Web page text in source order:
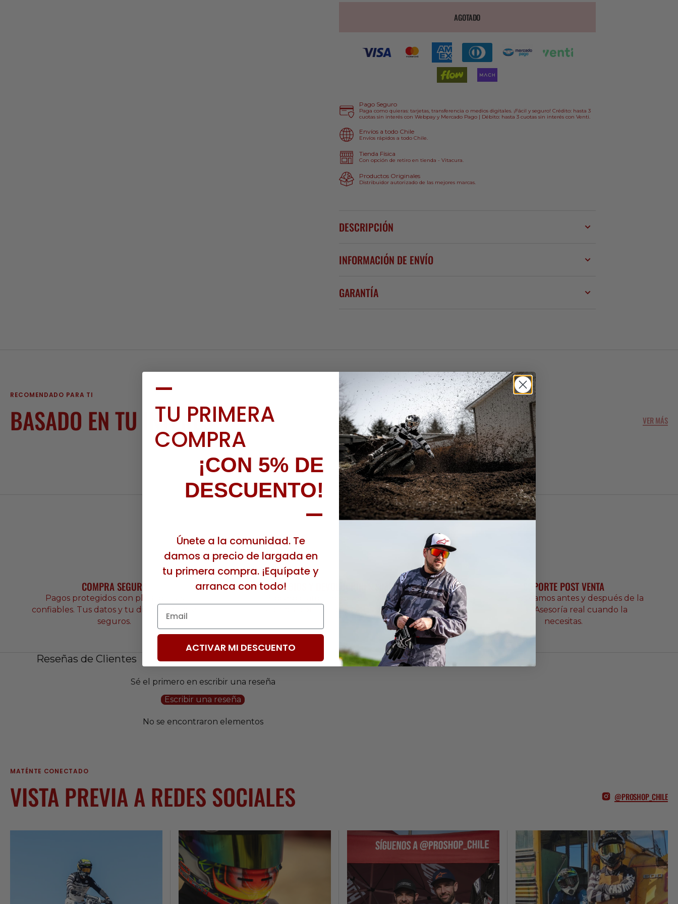
Style
Style
Grit
AGOTADO
Pago Seguro
Paga como quieras: tarjetas, transferencia o medios digitales. ¡Fácil y seguro! Crédito: hasta 3
cuotas sin interés con Webpay y Mercado Pago | Débito: hasta 3 cuotas sin interés con Venti.
Envíos a todo Chile
Envíos rápidos a todo Chile.
Tienda Física
Con opción de retiro en tienda - Vitacura.
Productos Originales
Distribuidor autorizado de las mejores marcas.
DESCRIPCIÓN
INFORMACIÓN DE ENVÍO
GARANTÍA
RECOMENDADO PARA TI
BASADO EN TU INTERÉS VER MÁS
COMPRA SEGURA
Pagos protegidos con plataformas
confiables. Tus datos y tu dinero siempre
seguros.
CAMBIOS Y DEVOLUCIONES SIMPLES
Proceso claro, rápido y sin letra chica.
Compra con tranquilidad, sin riesgos.
SOPORTE POST VENTA
Te acompañamos antes y después de la
compra. Asesoría real cuando la
necesitas.
Reseñas de Clientes
Sé el primero en escribir una reseña
Escribir una reseña
No se encontraron elementos
MATÉNTE CONECTADO
VISTA PREVIA A REDES SOCIALES @PROSHOP_CHILE
—
TU PRIMERA
COMPRA
¡CON 5% DE
DESCUENTO!
—
Únete a la comunidad. Te
damos a precio de largada en
tu primera compra. ¡Equípate y
arranca con todo!
Email
ACTIVAR MI DESCUENTO